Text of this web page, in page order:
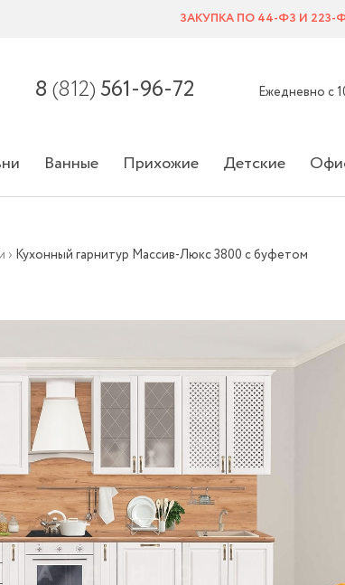
ЗАКУПКА ПО 44-ФЗ И 223-
8 (812) 561-96-72 Ежедневно с
Ванные Прихожие Детские
› Кухонный гарнитур Массив-Люкс 3800 с буфетом